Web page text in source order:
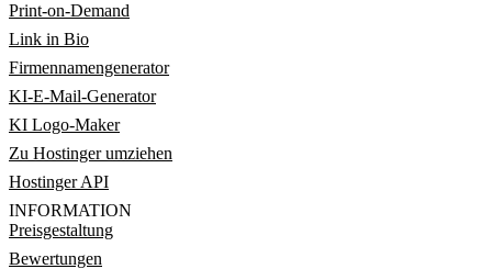
Print-on-Demand
Link in Bio
Firmennamengenerator
KI-E-Mail-Generator
KI Logo-Maker
Zu Hostinger umziehen
Hostinger API
INFORMATION
Preisgestaltung
Bewertungen